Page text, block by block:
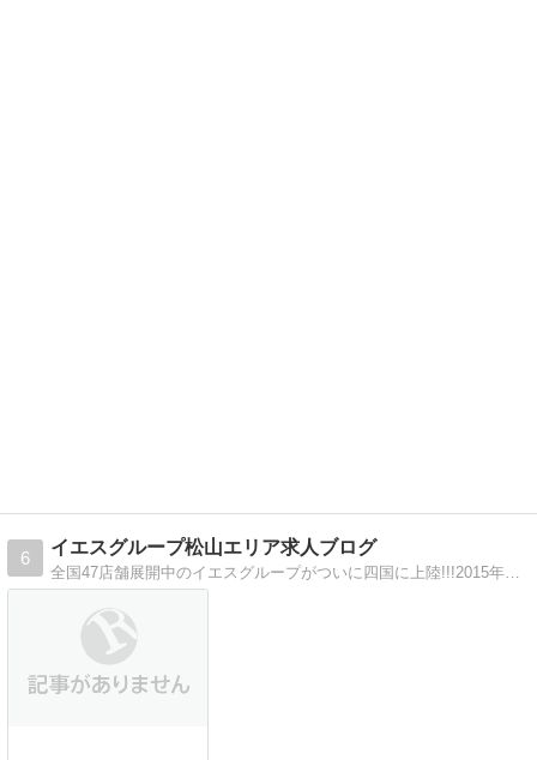
6
イエスグループ松山エリア求人ブログ
全国47店舗展開中のイエスグループがついに四国に上陸!!!2015年１月愛媛松山に2店舗同時オープン予定!!!松山エリアオープンまでの日々を紹介します。